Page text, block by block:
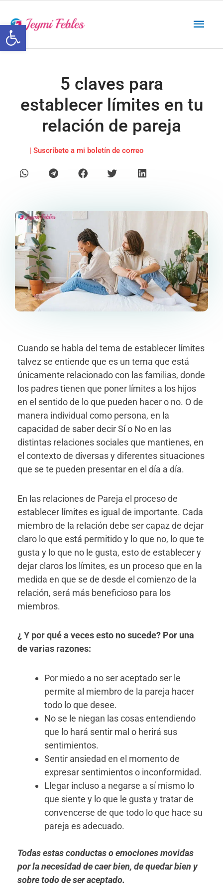
contenido
5 claves para
establecer límites en tu
relación de pareja
| Suscríbete a mi boletín de correo
Cuando se habla del tema de establecer límites
talvez se entiende que es un tema que está
únicamente relacionado con las familias, donde
los padres tienen que poner límites a los hijos
en el sentido de lo que pueden hacer o no. O de
manera individual como persona, en la
capacidad de saber decir Sí o No en las
distintas relaciones sociales que mantienes, en
el contexto de diversas y diferentes situaciones
que se te pueden presentar en el día a día.
En las relaciones de Pareja el proceso de
establecer límites es igual de importante. Cada
miembro de la relación debe ser capaz de dejar
claro lo que está permitido y lo que no, lo que te
gusta y lo que no le gusta, esto de establecer y
dejar claros los límites, es un proceso que en la
medida en que se de desde el comienzo de la
relación, será más beneficioso para los
miembros.
¿ Y por qué a veces esto no sucede? Por una
de varias razones:
Por miedo a no ser aceptado ser le
permite al miembro de la pareja hacer
todo lo que desee.
No se le niegan las cosas entendiendo
que lo hará sentir mal o herirá sus
sentimientos.
Sentir ansiedad en el momento de
expresar sentimientos o inconformidad.
Llegar incluso a negarse a sí mismo lo
que siente y lo que le gusta y tratar de
convencerse de que todo lo que hace su
pareja es adecuado.
Todas estas conductas o emociones movidas
por la necesidad de caer bien, de quedar bien y
sobre todo de ser aceptado.
Abrir barra de herramientas